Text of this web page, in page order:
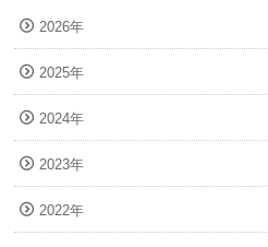
2026年
2025年
2024年
2023年
2022年